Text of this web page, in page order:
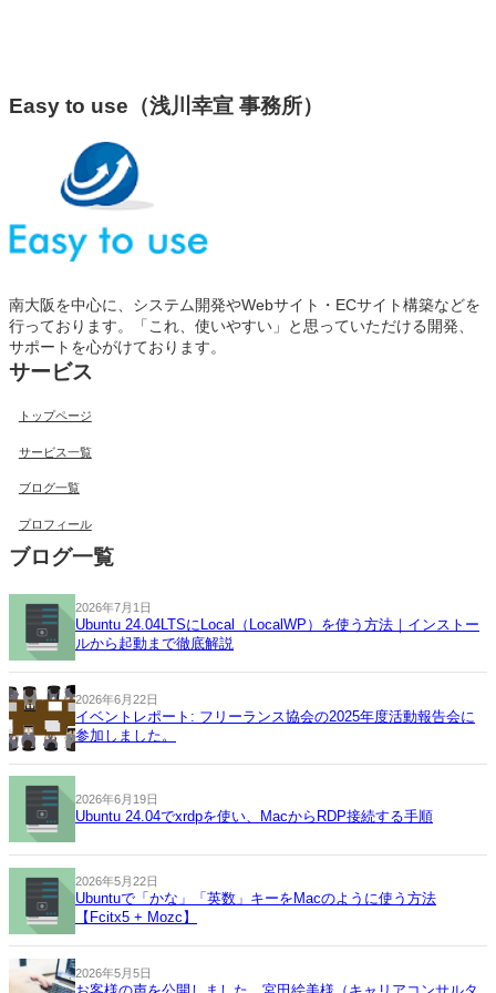
Easy to use（浅川幸宣 事務所）
南大阪を中心に、システム開発やWebサイト・ECサイト構築などを
行っております。「これ、使いやすい」と思っていただける開発、
サポートを心がけております。
サービス
トップページ
サービス一覧
ブログ一覧
プロフィール
ブログ一覧
2026年7月1日
Ubuntu 24.04LTSにLocal（LocalWP）を使う方法｜インストー
ルから起動まで徹底解説
2026年6月22日
イベントレポート: フリーランス協会の2025年度活動報告会に
参加しました。
2026年6月19日
Ubuntu 24.04でxrdpを使い、MacからRDP接続する手順
2026年5月22日
Ubuntuで「かな」「英数」キーをMacのように使う方法
【Fcitx5 + Mozc】
2026年5月5日